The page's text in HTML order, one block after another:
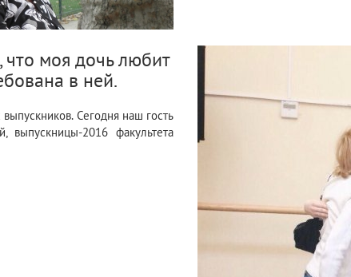
что моя дочь любит
в ней.
Сегодня наш гость
2016 факультета